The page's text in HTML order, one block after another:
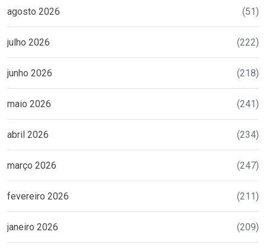
agosto 2026 (51)
julho 2026 (222)
junho 2026 (218)
maio 2026 (241)
abril 2026 (234)
março 2026 (247)
fevereiro 2026 (211)
janeiro 2026 (209)